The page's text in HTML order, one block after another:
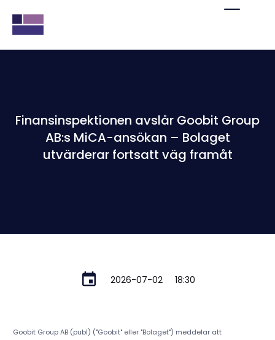
Finansinspektionen avslår Goobit Group
AB:s MiCA-ansökan – Bolaget
utvärderar fortsatt väg framåt
2026-07-02 18:30
Goobit Group AB (publ) ("Goobit" eller "Bolaget") meddelar att